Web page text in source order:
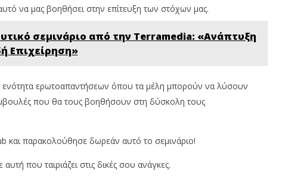
να μας βοηθήσει στην επίτευξη των στόχων μας.
σεμινάριο από την Terramedia: «Ανάπτυξη
Επιχείρηση»
ενότητα ερωτοαπαντήσεων όπου τα μέλη μπορούν να λύσουν
που θα τους βοηθήσουν στη δύσκολη τους
και παρακολούθησε δωρεάν αυτό το σεμινάριο!
αυτή που ταιριάζει στις δικές σου ανάγκες.